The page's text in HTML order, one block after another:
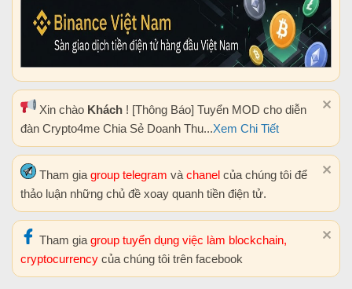
Xin chào Khách ! [Thông Báo] Tuyển MOD cho diễn
đàn Crypto4me Chia Sẻ Doanh Thu...Xem Chi Tiết
Tham gia group telegram và chanel của chúng tôi để
thảo luận những chủ đề xoay quanh tiền điện tử.
Tham gia group tuyển dụng việc làm blockchain,
cryptocurrency của chúng tôi trên facebook